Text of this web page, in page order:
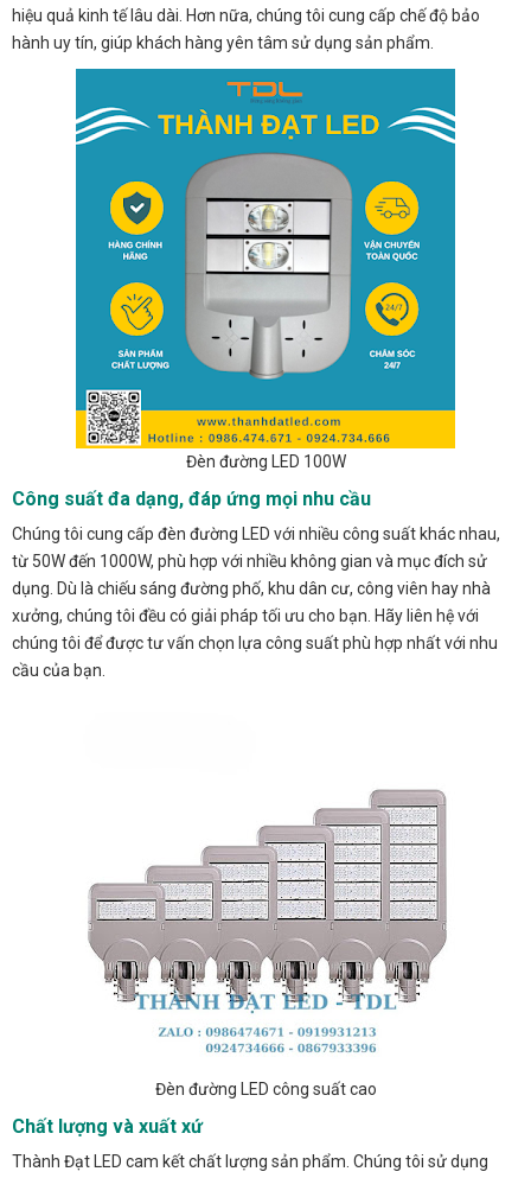
hiệu quả kinh tế lâu dài. Hơn nữa, chúng tôi cung cấp chế độ bảo
hành uy tín, giúp khách hàng yên tâm sử dụng sản phẩm.
Đèn đường LED 100W
Công suất đa dạng, đáp ứng mọi nhu cầu
Chúng tôi cung cấp đèn đường LED với nhiều công suất khác nhau,
từ 50W đến 1000W, phù hợp với nhiều không gian và mục đích sử
dụng. Dù là chiếu sáng đường phố, khu dân cư, công viên hay nhà
xưởng, chúng tôi đều có giải pháp tối ưu cho bạn. Hãy liên hệ với
chúng tôi để được tư vấn chọn lựa công suất phù hợp nhất với nhu
cầu của bạn.
Đèn đường LED công suất cao
Chất lượng và xuất xứ
Thành Đạt LED cam kết chất lượng sản phẩm. Chúng tôi sử dụng